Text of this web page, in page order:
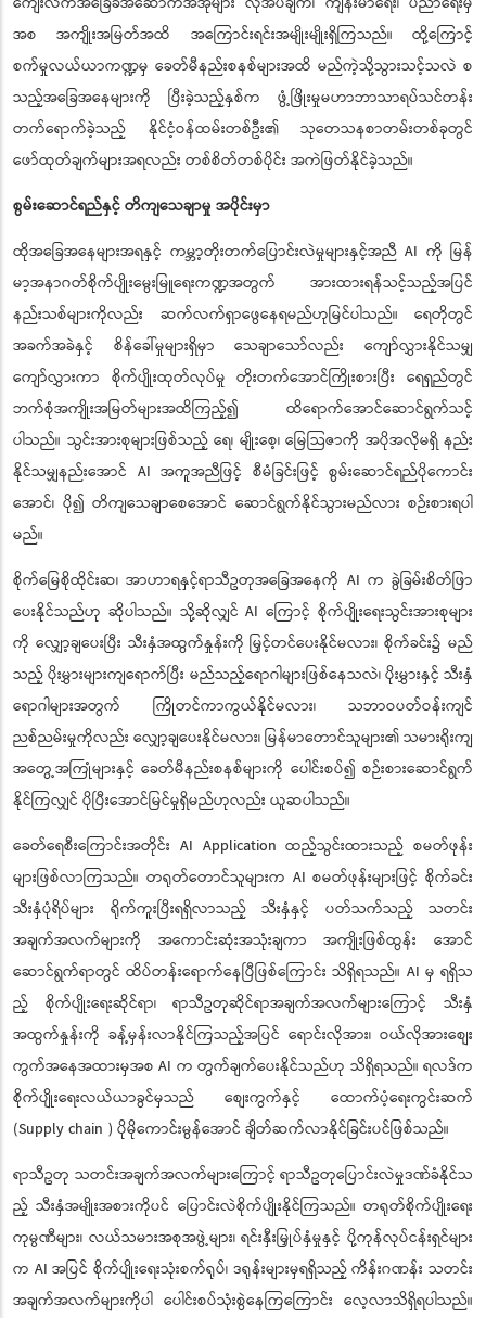
အစ အကျိုးအမြတ်အထိ အကြောင်းရင်းအမျိုးမျိုးရှိကြသည်။ ထို့ကြောင့်
စက်မှုလယ်ယာကဏ္ဍမှ ခေတ်မီနည်းစနစ်များအထိ မည်ကဲ့သို့သွားသင့်သလဲ စ
သည့်အခြေအနေများကို ပြီးခဲ့သည့်နှစ်က ဖွံ့ဖြိုးမှုမဟာဘာသာရပ်သင်တန်း
တက်ရောက်ခဲ့သည့် နိုင်ငံ့ဝန်ထမ်းတစ်ဦး၏ သုတေသနစာတမ်းတစ်ခုတွင်
ဖော်ထုတ်ချက်များအရလည်း တစ်စိတ်တစ်ပိုင်း အကဲဖြတ်နိုင်ခဲ့သည်။
စွမ်းဆောင်ရည်နှင့် တိကျသေချာမှု အပိုင်းမှာ
ထိုအခြေအနေများအရနှင့် ကမ္ဘာ့တိုးတက်ပြောင်းလဲမှုများနှင့်အညီ AI ကို မြန်
မာ့အနာဂတ်စိုက်ပျိုးမွေးမြူရေးကဏ္ဍအတွက် အားထားရန်သင့်သည့်အပြင်
နည်းသစ်များကိုလည်း ဆက်လက်ရှာဖွေနေရမည်ဟုမြင်ပါသည်။ ရေတိုတွင်
အခက်အခဲနှင့် စိန်ခေါ်မှုများရှိမှာ သေချာသော်လည်း ကျော်လွှားနိုင်သမျှ
ကျော်လွှားကာ စိုက်ပျိုးထုတ်လုပ်မှု တိုးတက်အောင်ကြိုးစားပြီး ရေရှည်တွင်
ဘက်စုံအကျိုးအမြတ်များအထိကြည့်၍ ထိရောက်အောင်ဆောင်ရွက်သင့်
ပါသည်။ သွင်းအားစုများဖြစ်သည့် ရေ၊ မျိုးစေ့၊ မြေသြဇာကို အပိုအလိုမရှိ နည်း
နိုင်သမျှနည်းအောင် AI အကူအညီဖြင့် စီမံခြင်းဖြင့် စွမ်းဆောင်ရည်ပိုကောင်း
အောင်၊ ပို၍ တိကျသေချာစေအောင် ဆောင်ရွက်နိုင်သွားမည်လား စဉ်းစားရပါ
မည်။
စိုက်မြေစိုထိုင်းဆ၊ အာဟာရနှင့်ရာသီဥတုအခြေအနေကို AI က ခွဲခြမ်းစိတ်ဖြာ
ပေးနိုင်သည်ဟု ဆိုပါသည်။ သို့ဆိုလျှင် AI ကြောင့် စိုက်ပျိုးရေးသွင်းအားစုများ
ကို လျှော့ချပေးပြီး သီးနှံအထွက်နှုန်းကို မြှင့်တင်ပေးနိုင်မလား၊ စိုက်ခင်း၌ မည်
သည့် ပိုးမွှားများကျရောက်ပြီး မည်သည့်ရောဂါများဖြစ်နေသလဲ၊ ပိုးမွှားနှင့် သီးနှံ
ရောဂါများအတွက် ကြိုတင်ကာကွယ်နိုင်မလား၊ သဘာဝပတ်ဝန်းကျင်
ညစ်ညမ်းမှုကိုလည်း လျှော့ချပေးနိုင်မလား၊ မြန်မာတောင်သူများ၏ သမားရိုးကျ
အတွေ့အကြုံများနှင့် ခေတ်မီနည်းစနစ်များကို ပေါင်းစပ်၍ စဉ်းစားဆောင်ရွက်
နိုင်ကြလျှင် ပိုပြီးအောင်မြင်မှုရှိမည်ဟုလည်း ယူဆပါသည်။
ခေတ်ရေစီးကြောင်းအတိုင်း AI Application ထည့်သွင်းထားသည့် စမတ်ဖုန်း
များဖြစ်လာကြသည်။ တရုတ်တောင်သူများက AI စမတ်ဖုန်းများဖြင့် စိုက်ခင်း
သီးနှံပုံရိပ်များ ရိုက်ကူးပြီးရရှိလာသည့် သီးနှံနှင့် ပတ်သက်သည့် သတင်း
အချက်အလက်များကို အကောင်းဆုံးအသုံးချကာ အကျိုးဖြစ်ထွန်း အောင်
ဆောင်ရွက်ရာတွင် ထိပ်တန်းရောက်နေပြီဖြစ်ကြောင်း သိရှိရသည်။ AI မှ ရရှိသ
ည့် စိုက်ပျိုးရေးဆိုင်ရာ၊ ရာသီဥတုဆိုင်ရာအချက်အလက်များကြောင့် သီးနှံ
အထွက်နှုန်းကို ခန့်မှန်းလာနိုင်ကြသည့်အပြင် ရောင်းလိုအား၊ ဝယ်လိုအားစျေး
ကွက်အနေအထားမှအစ AI က တွက်ချက်ပေးနိုင်သည်ဟု သိရှိရသည်။ ရလဒ်က
စိုက်ပျိုးရေးလယ်ယာခွင်မှသည် စျေးကွက်နှင့် ထောက်ပံ့ရေးကွင်းဆက်
(Supply chain ) ပိုမိုကောင်းမွန်အောင် ချိတ်ဆက်လာနိုင်ခြင်းပင်ဖြစ်သည်။
ရာသီဥတု သတင်းအချက်အလက်များကြောင့် ရာသီဥတုပြောင်းလဲမှုဒဏ်ခံနိုင်သ
ည့် သီးနှံအမျိုးအစားကိုပင် ပြောင်းလဲစိုက်ပျိုးနိုင်ကြသည်။ တရုတ်စိုက်ပျိုးရေး
ကုမ္ပဏီများ၊ လယ်သမားအစုအဖွဲ့များ၊ ရင်းနှီးမြှုပ်နှံမှုနှင့် ပို့ကုန်လုပ်ငန်းရှင်များ
က AI အပြင် စိုက်ပျိုးရေးသုံးစက်ရုပ်၊ ဒရုန်းများမှရရှိသည့် ကိန်းဂဏန်း သတင်း
အချက်အလက်များကိုပါ ပေါင်းစပ်သုံးစွဲနေကြကြောင်း လေ့လာသိရှိရပါသည်။